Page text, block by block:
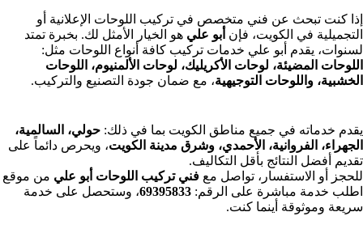
إذا كنت تبحث عن فني متخصص في تركيب اللوحات الإعلانية أو
التجميلية في الكويت، فإن أبو علي هو الخيار الأمثل لك. بخبرة تمتد
لسنوات، يقدم أبو علي خدمات تركيب كافة أنواع اللوحات مثل:
اللوحات المضيئة، لوحات الأكريليك، لوحات الألمنيوم، اللوحات
الخشبية، واللوحات التوجيهية، مع ضمان جودة التصنيع والتركيب.
يقدم خدماته في جميع مناطق الكويت بما في ذلك: حولي، السالمية،
الجهراء، الفروانية، الأحمدي، وشرق مدينة الكويت، ويحرص دائماً على
تقديم أفضل النتائج بأقل التكاليف.
للحجز أو الاستفسار، تواصل مع فني تركيب اللوحات أبو علي من موقع
اطلب خدمة مباشرة على الرقم: 69395833، وستحصل على خدمة
سريعة وموثوقة أينما كنت.